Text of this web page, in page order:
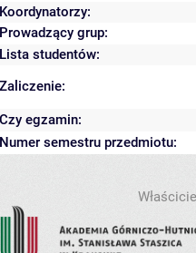
Koordynatorzy:
Prowadzący grup:
Lista studentów:
Zaliczenie:
Czy egzamin:
Numer semestru przedmiotu: